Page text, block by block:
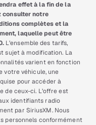
effet à la fin de la
consulter notre
complètes et la
laquelle peut être
L’ensemble des tarifs,
sujet à modification. La
varient en fonction
votre véhicule, une
pour accéder à
de ceux-ci. L’offre est
identifiants radio
par SiriusXM. Nous
personnels conformément